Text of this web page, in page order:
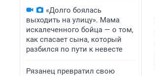
«Долго боялась
выходить на улицу». Мама
искалеченного бойца — о том,
как спасает сына, который
разбился по пути к невесте
Рязанец превратил свою